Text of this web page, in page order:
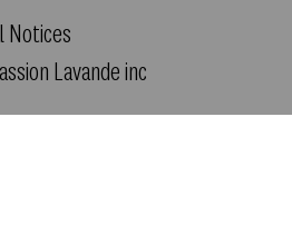
Notices
Lavande inc